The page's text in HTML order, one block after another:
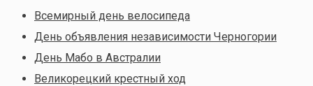
Всемирный день велосипеда
День объявления независимости Черногории
День Мабо в Австралии
Великорецкий крестный ход